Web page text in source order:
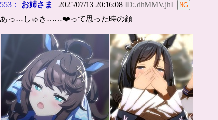
553： お姉さま 2025/07/13 20:16:08 ID:.dhMMV.jhI
あっ…しゅき……❤️って思った時の顔